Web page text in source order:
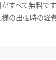
すべて無料で
様の出張時の経